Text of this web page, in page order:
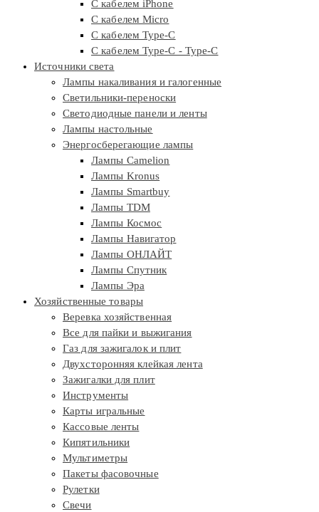
С кабелем iPhone
С кабелем Micro
С кабелем Type-C
С кабелем Type-C - Type-C
Источники света
Лампы накаливания и галогенные
Светильники-переноски
Светодиодные панели и ленты
Лампы настольные
Энергосберегающие лампы
Лампы Camelion
Лампы Kronus
Лампы Smartbuy
Лампы TDM
Лампы Космос
Лампы Навигатор
Лампы ОНЛАЙТ
Лампы Спутник
Лампы Эра
Хозяйственные товары
Веревка хозяйственная
Все для пайки и выжигания
Газ для зажигалок и плит
Двухсторонняя клейкая лента
Зажигалки для плит
Инструменты
Карты игральные
Кассовые ленты
Кипятильники
Мультиметры
Пакеты фасовочные
Рулетки
Свечи